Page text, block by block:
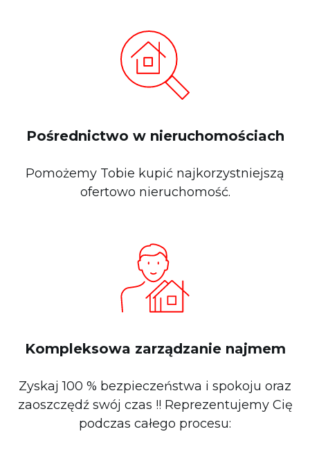
Pośrednictwo w nieruchomościach
Pomożemy Tobie kupić najkorzystniejszą
ofertowo nieruchomość.
Kompleksowa zarządzanie najmem
Zyskaj 100 % bezpieczeństwa i spokoju oraz
zaoszczędź swój czas !! Reprezentujemy Cię
podczas całego procesu: